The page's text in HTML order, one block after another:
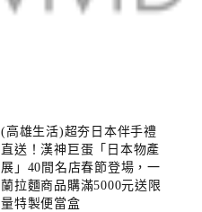
(高雄生活)超夯日本伴手禮
直送！漢神巨蛋「日本物產
展」40間名店春節登場，一
蘭拉麵商品購滿5000元送限
量特製便當盒